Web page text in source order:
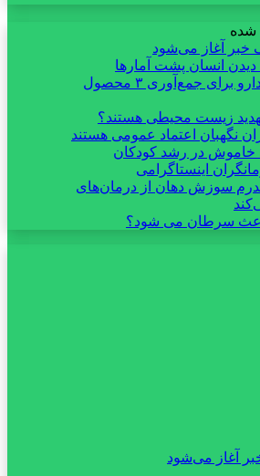
شده
آغاز می‌شود